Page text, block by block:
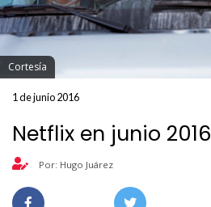
Cortesía
1 de junio 2016
Netflix en junio 2016
Por: Hugo Juárez